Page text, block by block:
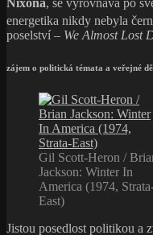
Nixona, se vyrovnává po
energetika nikdy nebyla
poselství – We Almost Lost
zájem o politická témata a veřejné
Gil Scott-Heron /
Jackson: Winter In
America (1974,
East)
Jistou posedlost politikou a